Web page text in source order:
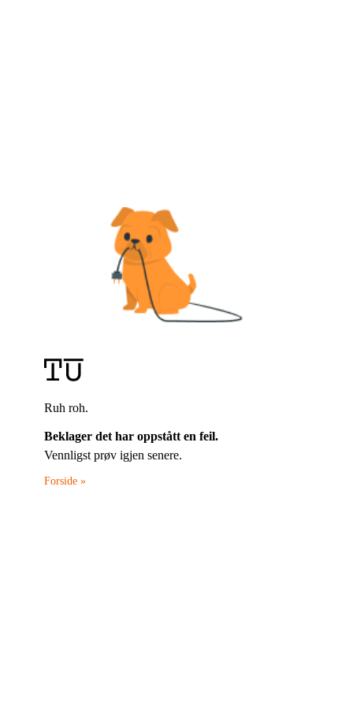
Ruh roh.
Beklager det har oppstått en feil.
Vennligst prøv igjen senere.
Forside »